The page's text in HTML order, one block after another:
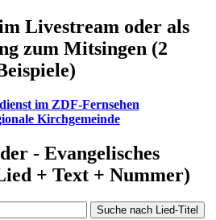
Livestream oder als
zum Mitsingen (2
im ZDF-Fernsehen
Kirchgemeinde
- Evangelisches
+ Text + Nummer)